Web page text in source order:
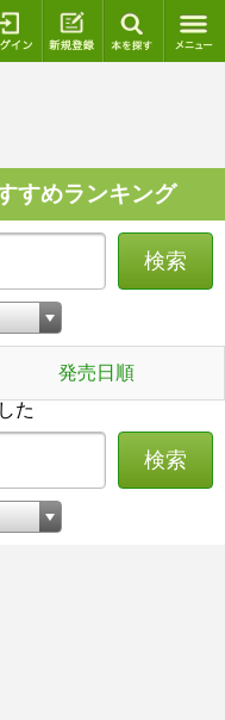
ログイン 新規登録
すめランキング
検索
発売日順
た
検索